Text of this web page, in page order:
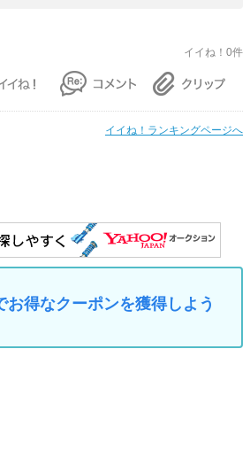
イイね！0件
イイね！ランキングページへ
得なクーポンを獲得しよう